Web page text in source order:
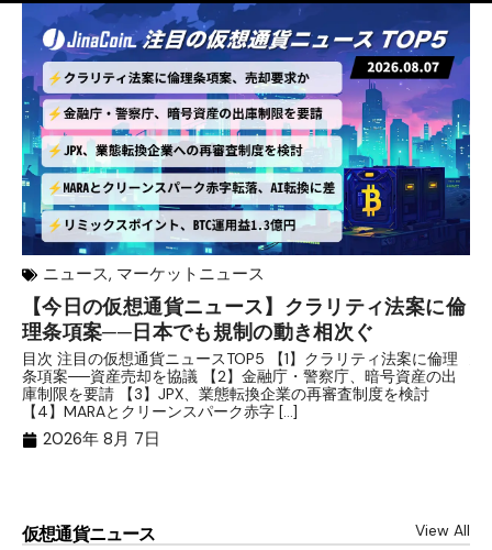
ニュース, マーケットニュース
【今日の仮想通貨ニュース】クラリティ法案に倫
理条項案──日本でも規制の動き相次ぐ
目次 注目の仮想通貨ニュースTOP5 【1】クラリティ法案に倫理
条項案──資産売却を協議 【2】金融庁・警察庁、暗号資産の出
庫制限を要請 【3】JPX、業態転換企業の再審査制度を検討
【4】MARAとクリーンスパーク赤字 […]
2026年 8月 7日
仮想通貨ニュース View All